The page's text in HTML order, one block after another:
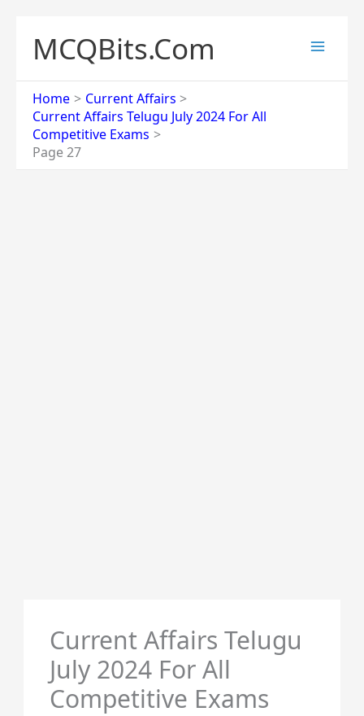
content
MCQBits.Com
Home
Current Affairs
Current Affairs Telugu July 2024 For All
Competitive Exams
Page 27
Current Affairs Telugu
July 2024 For All
Competitive Exams